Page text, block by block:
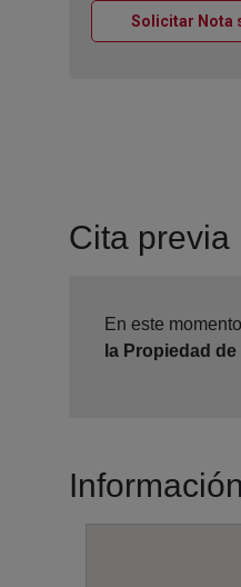
Solicitar Nota
Cita previa
En este
la Propiedad de